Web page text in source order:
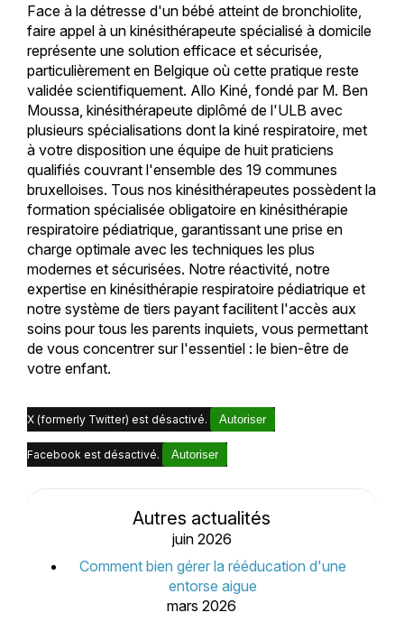
Face à la détresse d'un bébé atteint de bronchiolite,
faire appel à un kinésithérapeute spécialisé à domicile
représente une solution efficace et sécurisée,
particulièrement en Belgique où cette pratique reste
validée scientifiquement. Allo Kiné, fondé par M. Ben
Moussa, kinésithérapeute diplômé de l'ULB avec
plusieurs spécialisations dont la kiné respiratoire, met
à votre disposition une équipe de huit praticiens
qualifiés couvrant l'ensemble des 19 communes
bruxelloises. Tous nos kinésithérapeutes possèdent la
formation spécialisée obligatoire en kinésithérapie
respiratoire pédiatrique, garantissant une prise en
charge optimale avec les techniques les plus
modernes et sécurisées. Notre réactivité, notre
expertise en kinésithérapie respiratoire pédiatrique et
notre système de tiers payant facilitent l'accès aux
soins pour tous les parents inquiets, vous permettant
de vous concentrer sur l'essentiel : le bien-être de
votre enfant.
X (formerly Twitter) est désactivé. Autoriser
Facebook est désactivé. Autoriser
Autres actualités
juin 2026
Comment bien gérer la rééducation d'une
entorse aigue
mars 2026